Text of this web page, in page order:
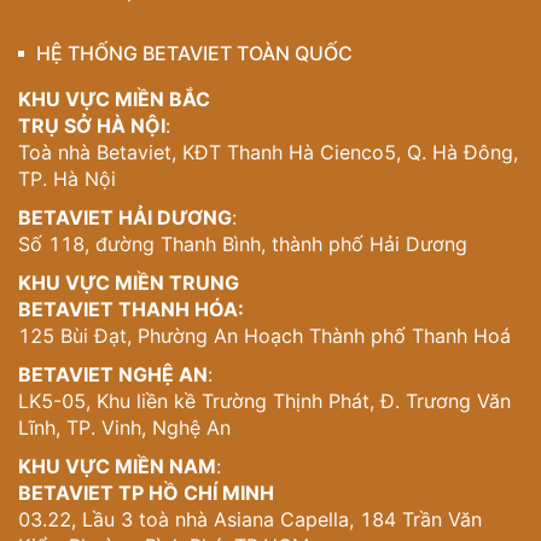
HỆ THỐNG BETAVIET TOÀN QUỐC
KHU VỰC MIỀN BẮC
TRỤ SỞ HÀ NỘI:
Toà nhà Betaviet, KĐT Thanh Hà Cienco5, Q. Hà Đông,
TP. Hà Nội
BETAVIET HẢI DƯƠNG:
Số 118, đường Thanh Bình, thành phố Hải Dương
KHU VỰC MIỀN TRUNG
BETAVIET THANH HÓA:
125 Bùi Đạt, Phường An Hoạch Thành phố Thanh Hoá
BETAVIET NGHỆ AN:
LK5-05, Khu liền kề Trường Thịnh Phát, Đ. Trương Văn
Lĩnh, TP. Vinh, Nghệ An
KHU VỰC MIỀN NAM:
BETAVIET TP HỒ CHÍ MINH
03.22, Lầu 3 toà nhà Asiana Capella, 184 Trần Văn